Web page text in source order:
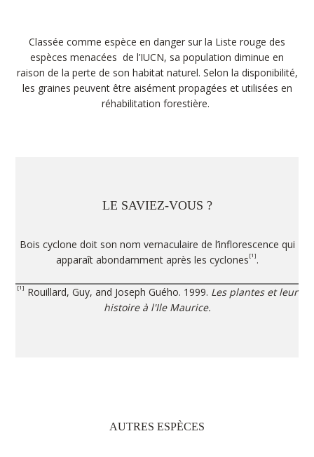
Classée comme espèce en danger sur la Liste rouge des
espèces menacées de l’IUCN, sa population diminue en
raison de la perte de son habitat naturel. Selon la disponibilité,
les graines peuvent être aisément propagées et utilisées en
réhabilitation forestière.
LE SAVIEZ-VOUS ?
Bois cyclone doit son nom vernaculaire de l’inflorescence qui
apparaît abondamment après les cyclones [1] .
[1] Rouillard, Guy, and Joseph Guého. 1999. Les plantes et leur
histoire à l'Ile Maurice.
AUTRES ESPÈCES